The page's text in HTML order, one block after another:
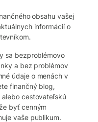
obsahu vašej
informácií o
sa bezproblémovo
a bez problémov
údaje o menách v
finančný blog,
cestovateľskú
byť cenným
vaše publikum.